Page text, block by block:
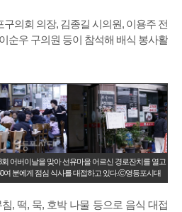
의회 의장, 김종길 시의원, 이용주 전
순우 구의원 등이 참석해 배식 봉사활
어버이날을 맞아 선유마을 어르신 경로잔치를 열고
여 분에게 점심 식사를 대접하고 있다.Ⓒ영등포시대
, 떡, 묵, 호박 나물 등으로 음식 대접